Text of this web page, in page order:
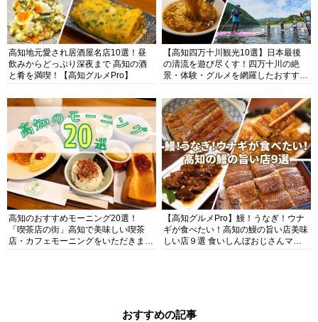
高知地元愛され居酒屋名店10選！昼
飲みからどっぷり深夜まで 高知の酒
と肴を満喫！【高知グルメPro】
【高知四万十川観光10選】日本最後
の清流を遊び尽くす！四万十川の絶
景・体験・グルメを網羅したおすすめ
高知のおすすめモーニング20選！
「喫茶店の街」高知で美味しい喫茶
店・カフェモーニングをいただきま
【高知グルメPro】鰻！うなぎ！ウナ
ギが食べたい！高知の鰻の旨い店美味
しい店９選 食いしんぼおじさんマッ
おすすめの記事